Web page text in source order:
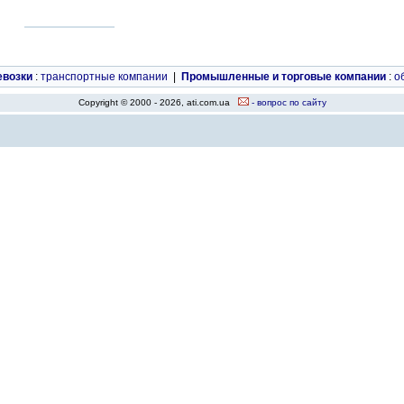
: транспортные компании Промышленные и торговые компании :
Copyright © 2000 - 2026, ati.com.ua - вопрос по сайту